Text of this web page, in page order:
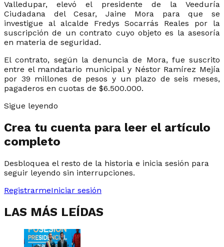
Valledupar, elevó el presidente de la Veeduría
Ciudadana del Cesar, Jaine Mora para que se
investigue al alcalde Fredys Socarrás Reales por la
suscripción de un contrato cuyo objeto es la asesoría
en materia de seguridad.
El contrato, según la denuncia de Mora, fue suscrito
entre el mandatario municipal y Néstor Ramírez Mejía
por 39 millones de pesos y un plazo de seis meses,
pagaderos en cuotas de $6.500.000.
Sigue leyendo
Crea tu cuenta para leer el artículo
completo
Desbloquea el resto de la historia e inicia sesión para
seguir leyendo sin interrupciones.
RegistrarmeIniciar sesión
LAS MÁS LEÍDAS